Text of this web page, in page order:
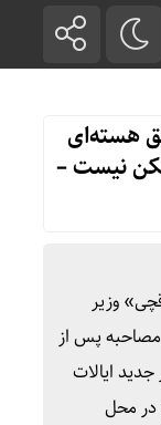
هسته‌ای
نیست –
وزیر
پس از
ایالات
در محل